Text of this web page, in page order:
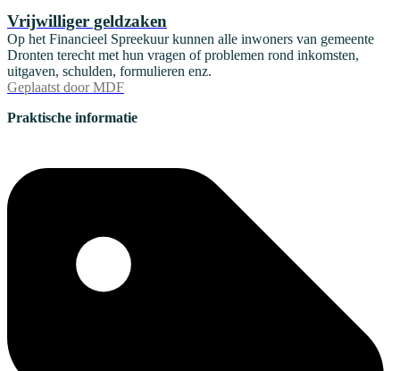
Vrijwilliger geldzaken
Op het Financieel Spreekuur kunnen alle inwoners van gemeente
Dronten terecht met hun vragen of problemen rond inkomsten,
uitgaven, schulden, formulieren enz.
Geplaatst door MDF
Praktische informatie